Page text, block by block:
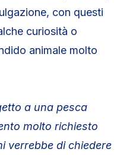
con questi
curiosità o
animale molto
a una pesca
molto richiesto
verrebbe di chiedere